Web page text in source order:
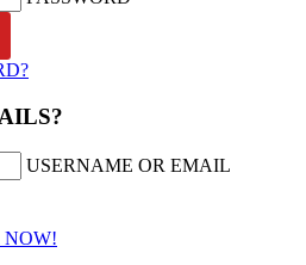
USERNAME OR EMAIL
NOW!